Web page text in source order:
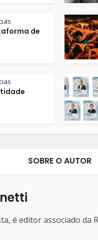
de
SOBRE O AUTOR
é editor associado da